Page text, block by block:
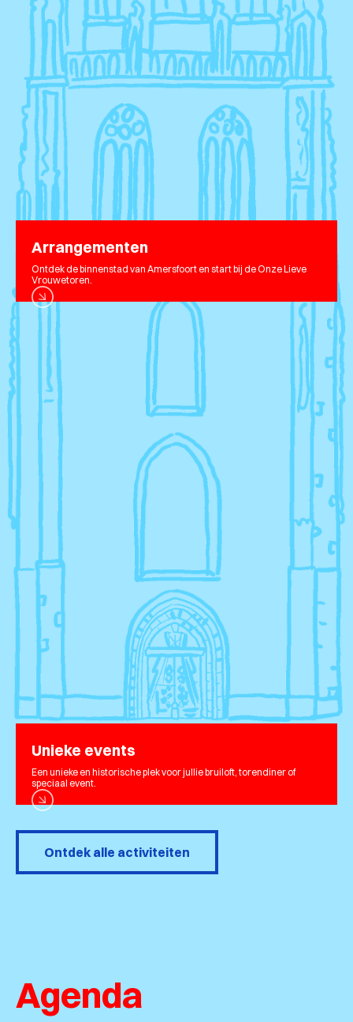
Arrangementen
Ontdek de binnenstad van Amersfoort en start bij de Onze Lieve
Vrouwetoren.
Unieke events
Een unieke en historische plek voor jullie bruiloft, torendiner of
speciaal event.
Ontdek alle activiteiten
Agenda